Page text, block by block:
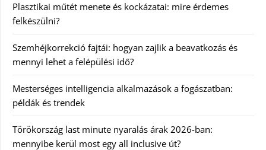
Plasztikai műtét menete és kockázatai: mire érdemes
felkészülni?
Szemhéjkorrekció fajtái: hogyan zajlik a beavatkozás és
mennyi lehet a felépülési idő?
Mesterséges intelligencia alkalmazások a fogászatban:
példák és trendek
Törökország last minute nyaralás árak 2026-ban:
mennyibe kerül most egy all inclusive út?